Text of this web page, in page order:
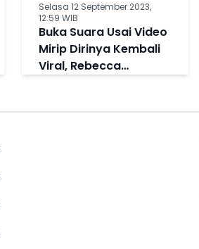
Selasa 12 September 2023,
12:59 WIB
Buka Suara Usai Video
Mirip Dirinya Kembali
Viral, Rebecca